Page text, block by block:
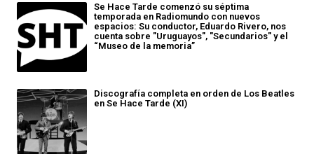
Se Hace Tarde comenzó su séptima
temporada en Radiomundo con nuevos
espacios: Su conductor, Eduardo Rivero, nos
cuenta sobre "Uruguayos", "Secundarios" y el
“Museo de la memoria”
Discografía completa en orden de Los Beatles
en Se Hace Tarde (XI)